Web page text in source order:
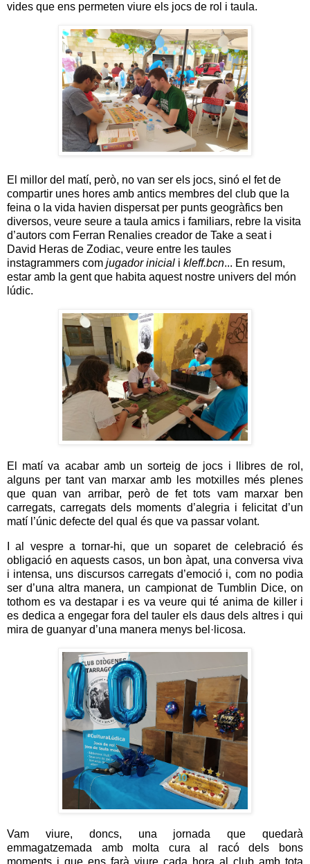
vides que ens permeten viure els jocs de rol i taula.
El millor del matí, però, no van ser els jocs, sinó el fet de
compartir unes hores amb antics membres del club que la
feina o la vida havien dispersat per punts geogràfics ben
diversos, veure seure a taula amics i familiars, rebre la visita
d’autors com Ferran Renalies creador de Take a seat i
David Heras de Zodiac, veure entre les taules
instagrammers com jugador inicial i kleff.bcn... En resum,
estar amb la gent que habita aquest nostre univers del món
lúdic.
El matí va acabar amb un sorteig de jocs i llibres de rol,
alguns per tant van marxar amb les motxilles més plenes
que quan van arribar, però de fet tots vam marxar ben
carregats, carregats dels moments d’alegria i felicitat d’un
matí l’únic defecte del qual és que va passar volant.
I al vespre a tornar-hi, que un soparet de celebració és
obligació en aquests casos, un bon àpat, una conversa viva
i intensa, uns discursos carregats d’emoció i, com no podia
ser d’una altra manera, un campionat de Tumblin Dice, on
tothom es va destapar i es va veure qui té anima de killer i
es dedica a engegar fora del tauler els daus dels altres i qui
mira de guanyar d’una manera menys bel·licosa.
Vam viure, doncs, una jornada que quedarà
emmagatzemada amb molta cura al racó dels bons